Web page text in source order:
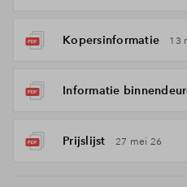
Kopersinformatie 13
Informatie
Prijslijst 27 mei 26